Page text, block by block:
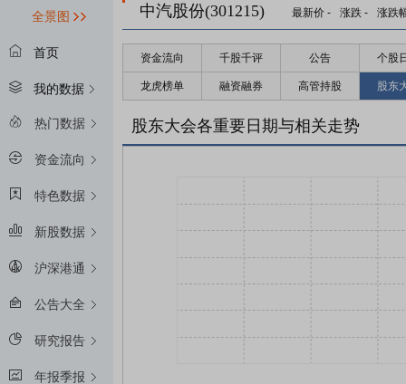
全景图
首页
我的数据
热门数据
资金流向
特色数据
新股数据
沪深港通
公告大全
研究报告
年报季报
中汽股份(301215) 最新价 - 涨跌 - 涨跌
资金流向 千股千评 公告 个股
龙虎榜单 融资融券 高管持股 股东
股东大会各重要日期与相关走势